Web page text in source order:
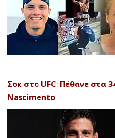
Σοκ στο UFC: Πέθανε στα
Nascimento